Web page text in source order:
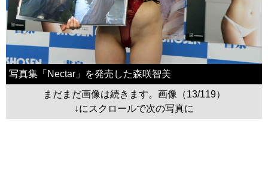
写真集「Nectar」を発売した森咲智美
まだまだ画像は続きます。画像（13/119）
↓にスクロールで次の写真に